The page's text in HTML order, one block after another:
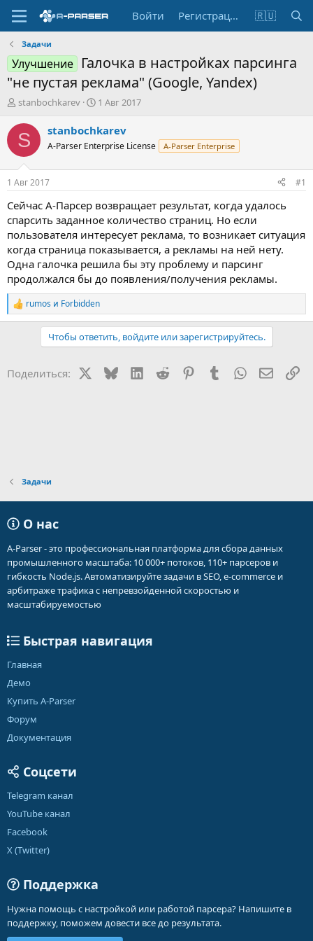
Войти Регистрация 🇷🇺
Задачи
Улучшение
Галочка в настройках парсинга
"не пустая реклама" (Google, Yandex)
А
т
о
т
м
ы
stanbochkarev
Д
т
н
а
л
1 Авг 2017
S stanbochkarev
A-Parser Enterprise License A-Parser Enterprise
1 Авг 2017 #1
Сейчас А-Парсер возвращает результат, когда удалось
спарсить заданное количество страниц. Но если
пользователя интересует реклама, то возникает ситуация
когда страница показывается, а рекламы на ней нету.
Одна галочка решила бы эту проблему и парсинг
продолжался бы до появления/получения рекламы.
Р
е
и
rumos и Forbidden
Чтобы ответить, войдите или зарегистрируйтесь.
Поделиться: BlueskyLinkedIn
Reddit PinterestTumblr WhatsApp
Задачи
О нас
A-Parser - это профессиональная платформа для сбора данных
промышленного масштаба: 10 000+ потоков, 110+ парсеров и
гибкость Node.js. Автоматизируйте задачи в SEO, e-commerce и
арбитраже трафика с непревзойденной скоростью и
масштабируемостью
Быстрая навигация
Главная
Демо
Купить A-Parser
Форум
Документация
Соцсети
Telegram канал
YouTube канал
Facebook
X (Twitter)
Поддержка
Нужна помощь с настройкой или работой парсера? Напишите в
поддержку, поможем довести все до результата.